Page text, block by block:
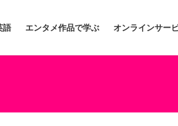
語 エンタメ作品で学ぶ オンラインサー